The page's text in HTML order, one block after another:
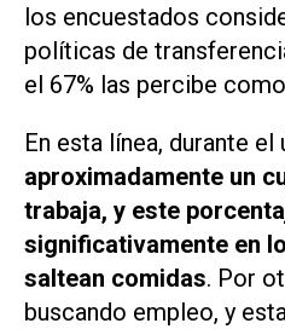
los encuestados
políticas de
el 67% las percibe
En esta línea, durante el
aproximadamente un
trabaja, y este
significativamente en
saltean comidas. Por
buscando empleo, y